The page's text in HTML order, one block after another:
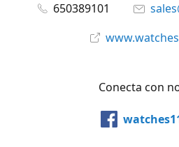
650389101
Conecta con